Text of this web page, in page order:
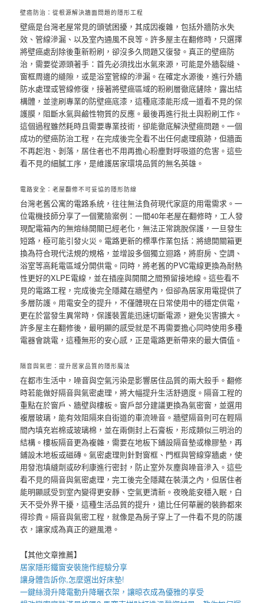
壁癌防治：從根源解決牆面問題的隱形工程
壁癌是台灣老屋常見的頭號困擾，其成因複雜，包括外牆防水失
效、管線滲漏、以及室內通風不良等。許多屋主在翻修時，只選擇
將壁癌處刮除後重新粉刷，卻沒多久問題又復發。真正的壁癌防
治，需要從源頭著手：首先必須找出水氣來源，可能是外牆裂縫、
窗框周邊的縫隙，或是浴室管線的滲漏。在確定水源後，進行外牆
防水處理或管線修復，接著將壁癌區域的粉刷層徹底鏟除，露出結
構體，並塗刷專業的防壁癌底漆，這種底漆能形成一道看不見的保
護膜，阻斷水氣與鹼性物質的反應。最後再進行批土與粉刷工作。
這個過程雖然耗時且需要專業技術，卻能徹底解決壁癌問題。一個
成功的壁癌防治工程，在完成後完全看不出任何處理痕跡，但牆面
不再起泡、剝落，居住者也不用再擔心粉塵對呼吸道的危害。這些
看不見的細膩工序，是維護居家環境品質的無名英雄。
電路安全：老屋翻修不可妥協的隱形防線
台灣老舊公寓的電路系統，往往無法負荷現代家庭的用電需求。一
位電機技師分享了一個驚險案例：一間40年老屋在翻修時，工人發
現配電箱內的無熔絲開關已經老化，無法正常跳脫保護，一旦發生
短路，極可能引發火災。電路更新的標準作業包括：將總開關箱更
換為符合現代法規的規格，並增設多個獨立迴路，將廚房、空調、
浴室等高耗電區域分開供電。同時，將老舊的PVC電線更換為耐熱
性更好的XLPE電線，並在插座與開關之間預留接地線。這些看不
見的電路工程，完成後完全隱藏在牆壁內，但卻為居家用電提供了
多層防護。用電安全的提升，不僅體現在日常使用中的穩定供電，
更在於當發生異常時，保護裝置能迅速切斷電源，避免災害擴大。
許多屋主在翻修後，最明顯的感受就是不再需要擔心同時使用多種
電器會跳電，這種無形的安心感，正是電路更新帶來的最大價值。
隔音與氣密：提升居家品質的隱形魔法
在都市生活中，噪音與空氣污染是影響居住品質的兩大殺手。翻修
時若能做好隔音與氣密處理，將大幅提升生活舒適度。隔音工程的
重點在於窗戶、牆壁與樓板。窗戶部分建議更換為氣密窗，並選用
複層玻璃，能有效阻隔來自街道的車流噪音。牆壁隔音則可在輕隔
間內填充岩棉或玻璃棉，並在兩側封上石膏板，形成類似三明治的
結構。樓板隔音更為複雜，需要在地板下鋪設隔音墊或橡膠墊，再
鋪設木地板或磁磚。氣密處理則針對窗框、門框與管線穿牆處，使
用發泡填縫劑或矽利康進行密封，防止室外灰塵與噪音滲入。這些
看不見的隔音與氣密處理，完工後完全隱藏在裝潢之內，但居住者
能明顯感受到室內變得更安靜、空氣更清新。夜晚能安穩入眠，白
天不受外界干擾，這種生活品質的提升，遠比任何華麗的裝飾都來
得珍貴。隔音與氣密工程，就像是為房子穿上了一件看不見的防護
衣，讓家成為真正的避風港。
【其他文章推薦】
居家隱形鐵窗安裝施作經驗分享
讓身體告訴你,怎麼選出好床墊!
一鍵絲滑升降電動升降曬衣架 ，讓晾衣成為優雅的享受